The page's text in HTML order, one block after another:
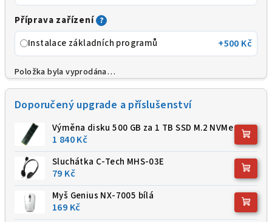
Příprava zařízení ?
Instalace základních programů +500 Kč
Položka byla vyprodána…
Doporučený upgrade a příslušenství
Výměna disku 500 GB za 1 TB SSD M.2 NVMe
1 840 Kč
Sluchátka C-Tech MHS-03E
79 Kč
Myš Genius NX-7005 bílá
169 Kč